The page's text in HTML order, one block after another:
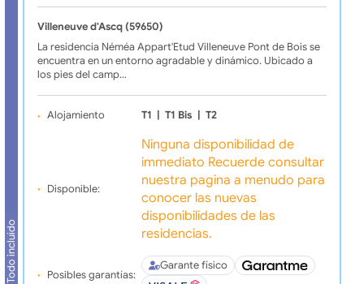
Todo incluido
Villeneuve d'Ascq (59650)
La residencia Néméa Appart'Etud Villeneuve Pont de Bois se
encuentra en un entorno agradable y dinámico. Ubicado a
los pies del camp…
Alojamiento T1 T1 Bis T2
Disponible:
Ninguna disponibilidad de
immediato Recuerde consultar
nuestra pagina a menudo para
conocer las nuevas
disponibilidades de las
residencias.
Posibles garantías:
Garante físico